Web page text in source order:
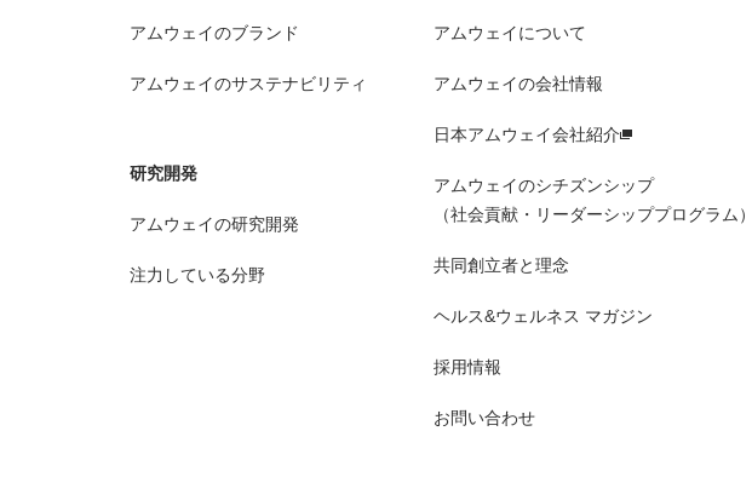
アムウェイのブランド
アムウェイのサステナビリティ
研究開発
アムウェイの研究開発
注力している分野
アムウェイについて
アムウェイの会社情報
日本アムウェイ会社紹介
アムウェイのシチズンシップ
（社会貢献・リーダーシッププログラム）
共同創立者と理念
ヘルス&ウェルネス マガジン
採用情報
お問い合わせ